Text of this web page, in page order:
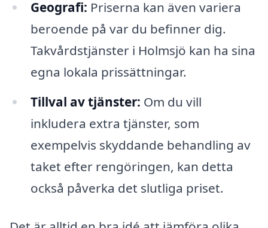
Geografi: Priserna kan även variera
beroende på var du befinner dig.
Takvårdstjänster i Holmsjö kan ha sina
egna lokala prissättningar.
Tillval av tjänster: Om du vill
inkludera extra tjänster, som
exempelvis skyddande behandling av
taket efter rengöringen, kan detta
också påverka det slutliga priset.